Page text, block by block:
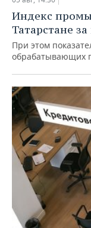
Индекс
Татарстане
При этом
обрабатывающих